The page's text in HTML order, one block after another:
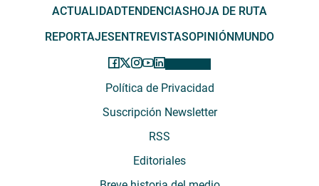
ACTUALIDADTENDENCIAS HOJA DE RUTA
REPORTAJES ENTREVISTASOPINIÓN MUNDO
Política de Privacidad
Suscripción Newsletter
RSS
Editoriales